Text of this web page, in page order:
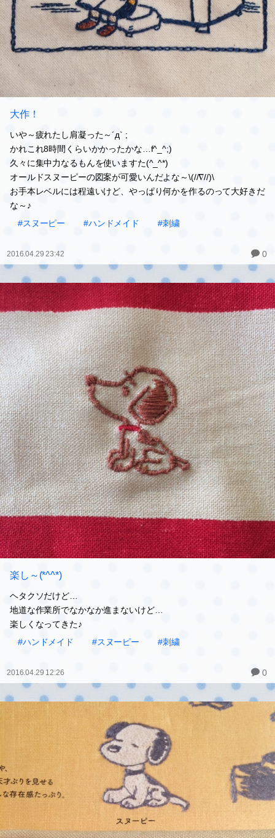
大作！
いや～疲れたし肩凝った～´д` ;
かれこれ8時間くらいかかったかな…f^_^;)
久々に集中力なるもんを使いますた(^_^*)
オールドスヌーピーの図案が可愛いんだよな～\(//∇//)\
お手本レベルには程遠いけど、やっぱり何かを作るのって大好きだ
な～♪
#スヌーピー
#ハンドメイド #刺繍
2016.04.29 23:42 0
楽し～(*^^*)
ヘタクソだけど…
地道な作業所でなかなか進まないけど…
楽しくなってきた♪
#ハンドメイド
#スヌーピー #刺繍
2016.04.29 12:26 0